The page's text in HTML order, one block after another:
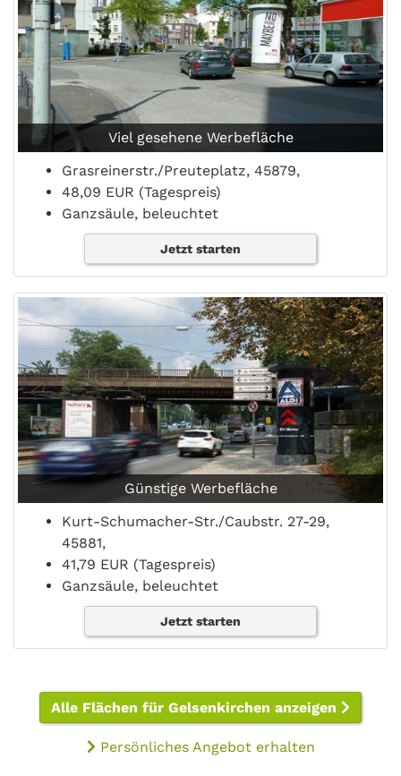
Viel gesehene Werbefläche
Grasreinerstr./Preuteplatz, 45879,
48,09 EUR (Tagespreis)
Ganzsäule, beleuchtet
Jetzt starten
Günstige Werbefläche
Kurt-Schumacher-Str./Caubstr. 27-29,
45881,
41,79 EUR (Tagespreis)
Ganzsäule, beleuchtet
Jetzt starten
Alle Flächen für Gelsenkirchen anzeigen
Persönliches Angebot erhalten